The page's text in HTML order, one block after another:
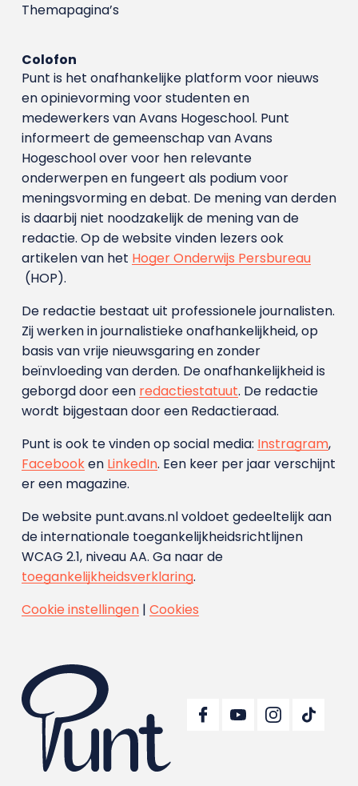
Themapagina’s
Colofon
Punt is het onafhankelijke platform voor nieuws
en opinievorming voor studenten en
medewerkers van Avans Hoge­school. Punt
informeert de gemeenschap van Avans
Hogeschool over voor hen relevante
onderwerpen en fungeert als podium voor
meningsvorming en debat. De mening van derden
is daarbij niet noodzakelijk de mening van de
redactie. Op de website vinden lezers ook
artikelen van het Hoger Onderwijs Persbureau
(HOP).
De redactie bestaat uit professionele journalisten.
Zij werken in journalistieke onafhankelijkheid, op
basis van vrije nieuwsgaring en zonder
beïnvloeding van derden. De onafhankelijkheid is
geborgd door een redactiestatuut. De redactie
wordt bijgestaan door een Redactieraad.
Punt is ook te vinden op social media: Instragram,
Facebooken LinkedIn. Een keer per jaar verschijnt
er een magazine.
De website punt.avans.nl voldoet gedeeltelijk aan
de internationale toegankelijkheidsrichtlijnen
WCAG 2.1, niveau AA. Ga naar de
toegankelijkheidsverklaring.
Cookie instellingen| Cookies